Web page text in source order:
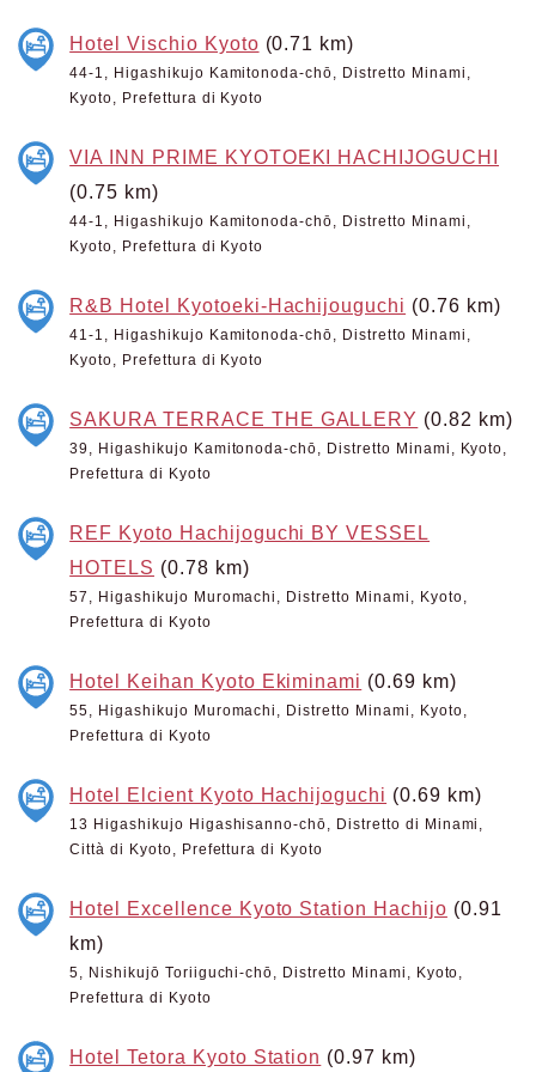
Hotel Vischio Kyoto (0.71 km)
44-1, Higashikujo Kamitonoda-chō, Distretto Minami,
Kyoto, Prefettura di Kyoto
VIA INN PRIME KYOTOEKI HACHIJOGUCHI
(0.75 km)
44-1, Higashikujo Kamitonoda-chō, Distretto Minami,
Kyoto, Prefettura di Kyoto
R&B Hotel Kyotoeki-Hachijouguchi (0.76 km)
41-1, Higashikujo Kamitonoda-chō, Distretto Minami,
Kyoto, Prefettura di Kyoto
SAKURA TERRACE THE GALLERY (0.82 km)
39, Higashikujo Kamitonoda-chō, Distretto Minami, Kyoto,
Prefettura di Kyoto
REF Kyoto Hachijoguchi BY VESSEL
HOTELS (0.78 km)
57, Higashikujo Muromachi, Distretto Minami, Kyoto,
Prefettura di Kyoto
Hotel Keihan Kyoto Ekiminami (0.69 km)
55, Higashikujo Muromachi, Distretto Minami, Kyoto,
Prefettura di Kyoto
Hotel Elcient Kyoto Hachijoguchi (0.69 km)
13 Higashikujo Higashisanno-chō, Distretto di Minami,
Città di Kyoto, Prefettura di Kyoto
Hotel Excellence Kyoto Station Hachijo (0.91
km)
5, Nishikujō Toriiguchi-chō, Distretto Minami, Kyoto,
Prefettura di Kyoto
Hotel Tetora Kyoto Station (0.97 km)